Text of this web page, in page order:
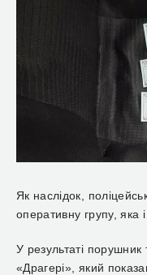
Як наслідок,
оперативну групу, яка
У результаті
«Драгері», який